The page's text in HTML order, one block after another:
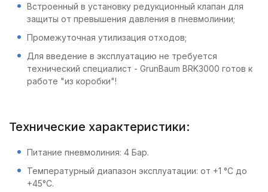
Встроенный в установку редукционный клапан для
защиты от превышения давления в пневмолинии;
Промежуточная утилизация отходов;
Для введение в эксплуатацию не требуется
технический специалист - GrunBaum BRK3000 готов к
работе "из коробки"!
Технические характеристики:
Питание пневмолиния: 4 Бар.
Температурный диапазон эксплуатации: от +1 °С до
+45°С.